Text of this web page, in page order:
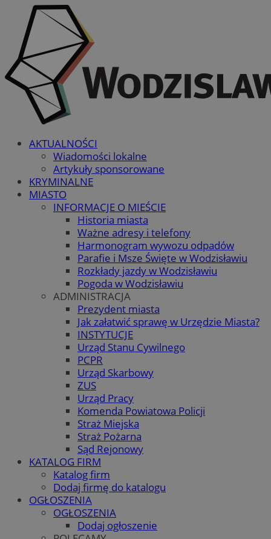
AKTUALNOŚCI
Wiadomości lokalne
Artykuły sponsorowane
KRYMINALNE
MIASTO
INFORMACJE O MIEŚCIE
Historia miasta
Ważne adresy i telefony
Harmonogram wywozu odpadów
Parafie i Msze Święte w Wodzisławiu
Rozkłady jazdy w Wodzisławiu
Pogoda w Wodzisławiu
ADMINISTRACJA
Prezydent miasta
Jak załatwić sprawę w Urzędzie Miasta?
INSTYTUCJE
Urząd Stanu Cywilnego
PCPR
Urząd Skarbowy
ZUS
Urząd Pracy
Komenda Powiatowa Policji
Straż Miejska
Straż Pożarna
Sąd Rejonowy
KATALOG FIRM
Katalog firm
Dodaj firmę do katalogu
OGŁOSZENIA
OGŁOSZENIA
Dodaj ogłoszenie